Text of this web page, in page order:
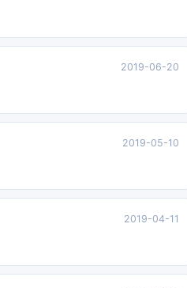
2019-06-20
2019-05-10
2019-04-11